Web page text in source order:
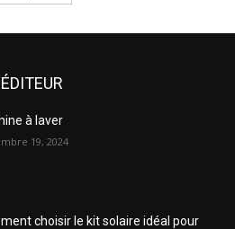
à laver
19, 2024
choisir le kit solaire idéal pour